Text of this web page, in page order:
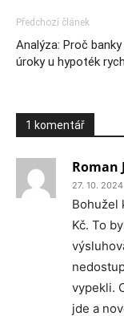
Předchozí článek
Analýza: Proč
úroky u hypoték
1 komentář
Roman
27. 10.
Bohužel
Kč. To
vypekli.
jde a